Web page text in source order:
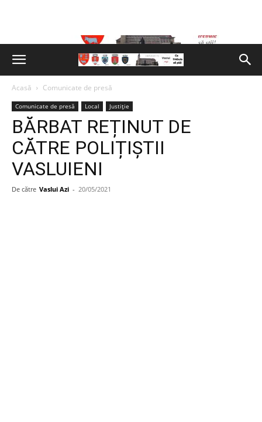
Acasă Comunicate de presă
Comunicate de presă Local Justiție
BĂRBAT REȚINUT DE
CĂTRE POLIȚIȘTII
VASLUIENI
De către Vaslui Azi - 20/05/2021